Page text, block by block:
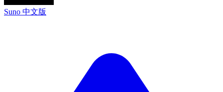
Suno 中文版